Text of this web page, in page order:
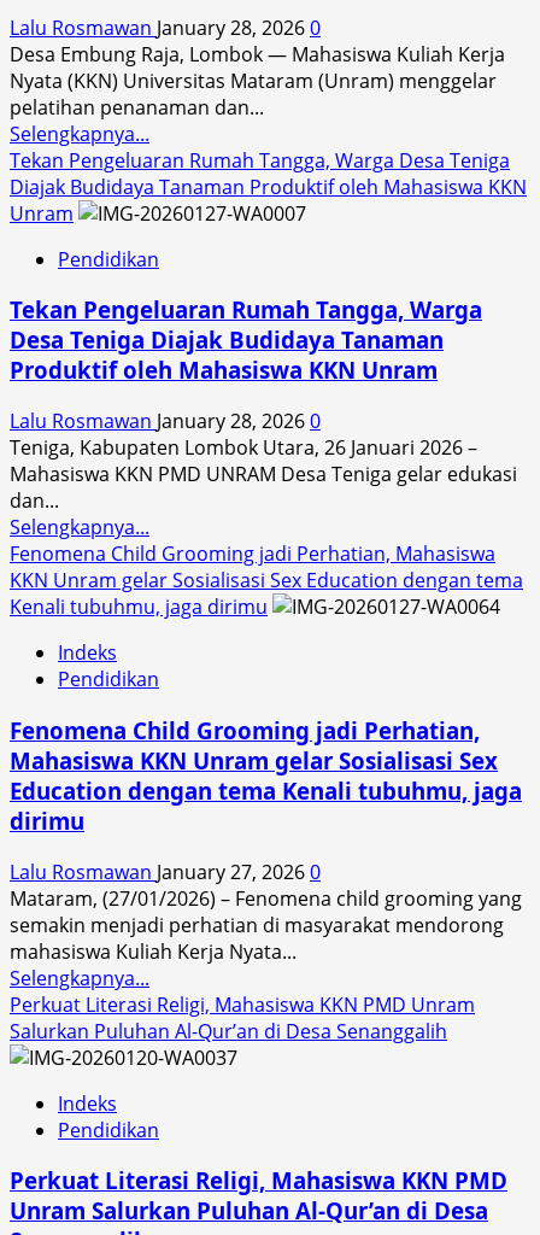
Teniga
Lalu Rosmawan January 28, 20260
Desa Embung Raja, Lombok — Mahasiswa Kuliah Kerja
Nyata (KKN) Universitas Mataram (Unram) menggelar
pelatihan penanaman dan...
Selengkapnya...
more
about
Wujudkan
Pangan,
KKN
Unram
Gelar
Hortikultura
di
Desa
Raja
Tekan Pengeluaran Rumah Tangga, Warga Desa Teniga
Diajak Budidaya Tanaman Produktif oleh Mahasiswa KKN
Unram
Pendidikan
Tekan Pengeluaran Rumah Tangga, Warga
Desa Teniga Diajak Budidaya Tanaman
Produktif oleh Mahasiswa KKN Unram
Lalu Rosmawan January 28, 20260
Teniga, Kabupaten Lombok Utara, 26 Januari 2026 –
Mahasiswa KKN PMD UNRAM Desa Teniga gelar edukasi
dan...
Selengkapnya...
more
about
Tekan
Tangga,
Desa
Teniga
Diajak
Produktif
oleh
Mahasiswa
KKN
Fenomena Child Grooming jadi Perhatian, Mahasiswa
KKN Unram gelar Sosialisasi Sex Education dengan tema
Kenali tubuhmu, jaga dirimu
Indeks
Pendidikan
Fenomena Child Grooming jadi Perhatian,
Mahasiswa KKN Unram gelar Sosialisasi Sex
Education dengan tema Kenali tubuhmu, jaga
dirimu
Lalu Rosmawan January 27, 20260
Mataram, (27/01/2026) – Fenomena child grooming yang
semakin menjadi perhatian di masyarakat mendorong
mahasiswa Kuliah Kerja Nyata...
Selengkapnya...
more
about
Fenomena
jadi
Mahasiswa
KKN
Perkuat Literasi Religi, Mahasiswa KKN PMD Unram
Salurkan Puluhan Al-Qur’an di Desa Senanggalih
Indeks
Pendidikan
Perkuat Literasi Religi, Mahasiswa KKN PMD
Unram Salurkan Puluhan Al-Qur’an di Desa